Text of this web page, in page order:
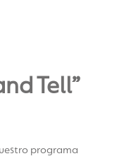
Tell”
programa